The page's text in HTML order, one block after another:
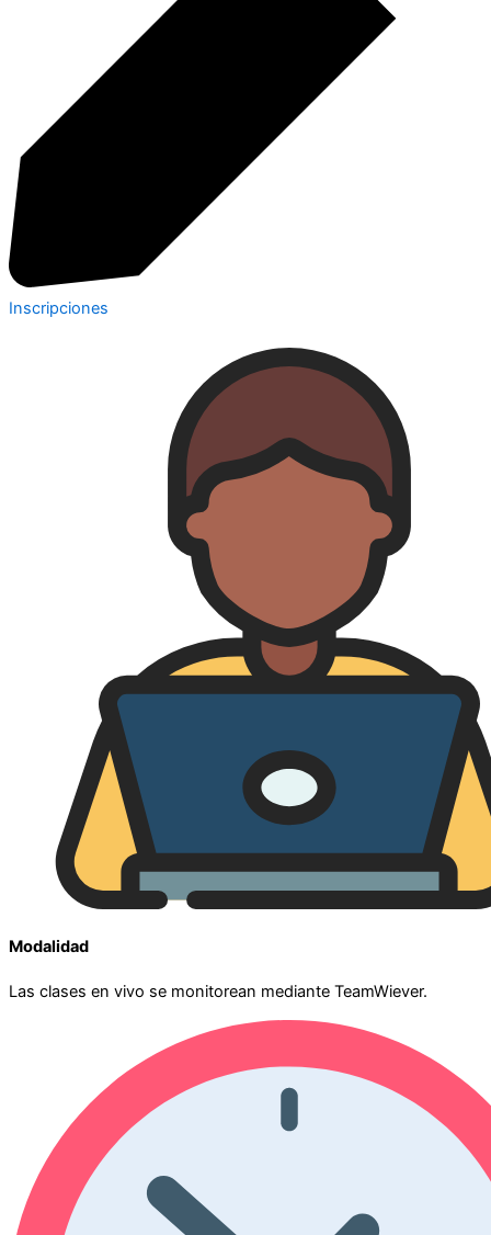
Inscripciones
Modalidad
Las clases en vivo se monitorean mediante TeamWiever.